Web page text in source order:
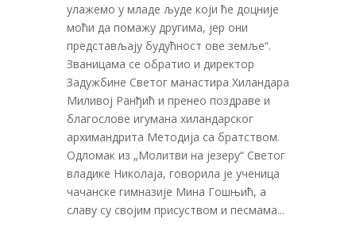
улажемо у младе људе који ће доцније
моћи да помажу другима, јер они
представљају будућност ове земље“.
Званицама се обратио и директор
Задужбине Светог манастира Хиландара
Миливој Ранђић и пренео поздраве и
благослове игумана хиландарског
архимандрита Методија са братством.
Одломак из „Молитви на језеру“ Светог
владике Николаја, говорила је ученица
чачанске гимназије Мина Гошњић, а
славу су својим присуством и песмама...